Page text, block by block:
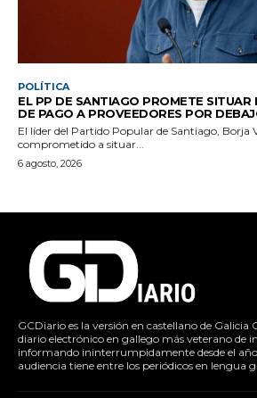
POLÍTICA
EL PP DE SANTIAGO PROMETE SITUAR
DE PAGO A PROVEEDORES POR
El líder del Partido Popular de Santiago, Borja
comprometido a situar...
6 agosto, 2026
GCDiario es la versión en castellano de Galicia
diario electrónico en gallego más veterano de
informando ininterrumpidamente desde el
audiencia tiene entre los periódicos en lengua